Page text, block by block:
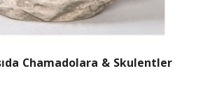
Chamadolara & Skulentler